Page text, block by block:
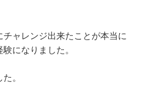
チャレンジ出来たことが本当に
になりました。
。